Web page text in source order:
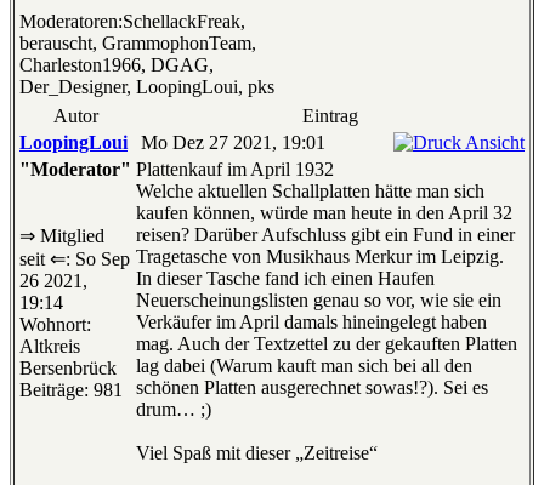
Moderatoren:SchellackFreak,
berauscht, GrammophonTeam,
Charleston1966, DGAG,
Der_Designer, LoopingLoui, pks
Autor
Eintrag
LoopingLoui
Mo Dez 27 2021, 19:01
"Moderator"
⇒ Mitglied
seit ⇐: So Sep
26 2021,
19:14
Wohnort:
Altkreis
Bersenbrück
Beiträge: 981
Plattenkauf im April 1932
Welche aktuellen Schallplatten hätte man sich
kaufen können, würde man heute in den April 32
reisen? Darüber Aufschluss gibt ein Fund in einer
Tragetasche von Musikhaus Merkur im Leipzig.
In dieser Tasche fand ich einen Haufen
Neuerscheinungslisten genau so vor, wie sie ein
Verkäufer im April damals hineingelegt haben
mag. Auch der Textzettel zu der gekauften Platten
lag dabei (Warum kauft man sich bei all den
schönen Platten ausgerechnet sowas!?). Sei es
drum… ;)
Viel Spaß mit dieser „Zeitreise“